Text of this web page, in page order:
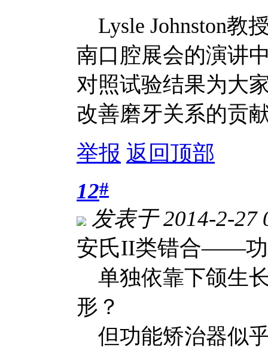
Lysle Johnston教
南口腔展会的演讲
对照试验结果为大
改善磨牙关系的贡
举报 返回顶部
12#
发表于 2014-2-27
安氏II类错合——功
单独依靠下颌生
形？
但功能矫治器似